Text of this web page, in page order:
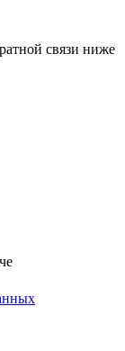
связи ниже